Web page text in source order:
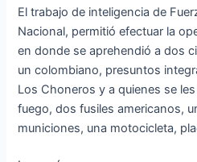
El trabajo de inteligencia de
Nacional, permitió efectuar la
en donde se aprehendió a dos
un colombiano, presuntos
Los Choneros y a quienes se
fuego, dos fusiles americanos,
municiones, una motocicleta,
Elena